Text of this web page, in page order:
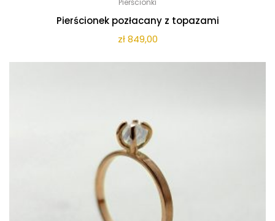
Pierścionek pozłacany z topazami
zł849,00